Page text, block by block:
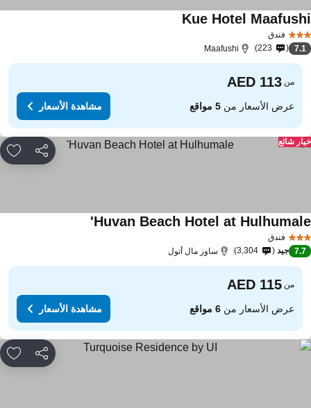
فندق
Kue Hotel
7.1
223
Maafushi
من
عرض الأسعار من5 مواقع مشاهدة الأسعار
مشاركة
شائع
فندق
Huvan Beach Hotel at
7.7 جيد 3,304 ساوز مال أتول
من
عرض الأسعار من6 مواقع مشاهدة الأسعار
مشاركة